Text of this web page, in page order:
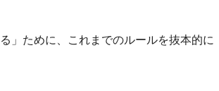
」ために、これまでのルールを抜本的に